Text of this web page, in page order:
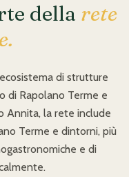
della rete
di strutture
di Rapolano Terme e
Annita, la rete include
Terme e dintorni, più
e di